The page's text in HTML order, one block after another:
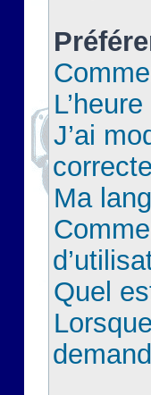
J’ai
Ma
Quel